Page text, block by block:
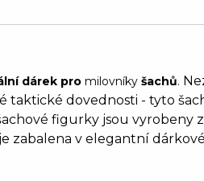
dárek pro milovníky šachů.
taktické dovednosti - tyto
figurky jsou vyrobeny z
zabalena v elegantní